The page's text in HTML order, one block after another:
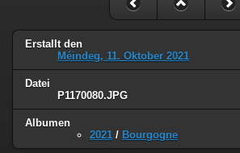
Erstallt den
Méindeg, 11. Oktober 2021
Datei
P1170080.JPG
Albumen
2021 / Bourgogne